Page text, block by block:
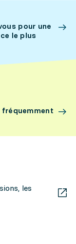
pour une
le plus
les